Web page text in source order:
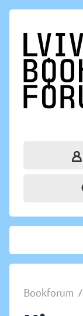
Bookforum /